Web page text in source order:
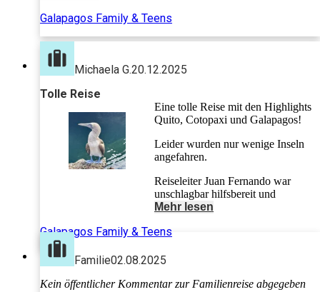
Deutschlang schnell und elegant gelöst. Großartig! Alle hatten
mitgenommen. Danke dafür! Die nächste Reise mit 4Family
ist schon in Planung! ;)
Galapagos Family & Teens
Michaela G.20.12.2025
Tolle Reise
Eine tolle Reise mit den Highlights
Quito, Cotopaxi und Galapagos!
Leider wurden nur wenige Inseln
angefahren.
Reiseleiter Juan Fernando war
unschlagbar hilfsbereit und
organisierte und wusste alles.
Auch von Galapagos aus konnten
regelte alles schnell und kompetent.
Mehr lesen
Galapagos Family & Teens
Familie02.08.2025
Kein öffentlicher Kommentar zur Familienreise abgegeben